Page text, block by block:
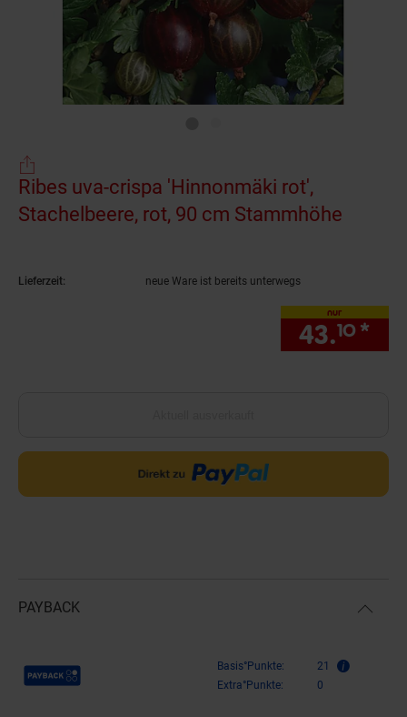
Ribes uva-crispa 'Hinnonmäki rot',
Stachelbeere, rot, 90 cm Stammhöhe
Lieferzeit: neue Ware ist bereits unterwegs
nur
43.10 *
PAYBACK
Payback Punkte Basis°Punkte:
21
Extra°Punkte:
0